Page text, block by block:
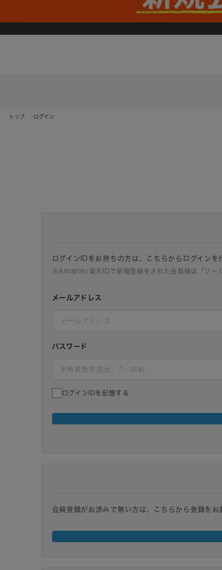
トップ ログイン
ログインIDをお持ちの方は、こちらからログインを
※Amazon/楽天IDで新規登録をされた会員様は「ソー
メールアドレス
パスワード
ログインIDを記憶する
会員登録がお済みで無い方は、こちらから登録をお